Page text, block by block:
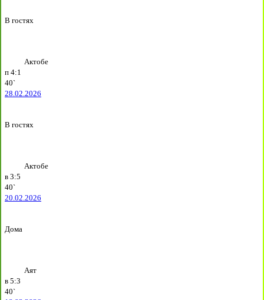
В гостях
Актобе
п 4:1
40`
28.02.2026
В гостях
Актобе
в 3:5
40`
20.02.2026
Дома
Аят
в 5:3
40`